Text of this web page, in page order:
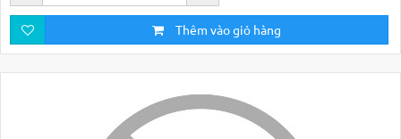
Thêm vào giỏ hàng